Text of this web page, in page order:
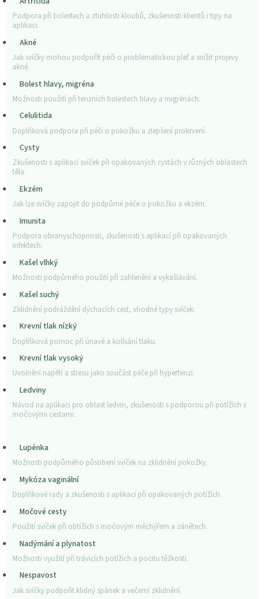
Podpora při bolestech a ztuhlosti kloubů, zkušenosti klientů i tipy na
aplikaci.
Akné
Jak svíčky mohou podpořit péči o problematickou pleť a snížit projevy
akné.
Bolest hlavy, migréna
Možnosti použití při tenzních bolestech hlavy a migrénách.
Celulitida
Doplňková podpora při péči o pokožku a zlepšení prokrvení.
Cysty
Zkušenosti s aplikací svíček při opakovaných cystách v různých oblastech
těla.
Ekzém
Jak lze svíčky zapojit do podpůrné péče o pokožku a ekzém.
Imunita
Podpora obranyschopnosti, zkušenosti s aplikací při opakovaných
infektech.
Kašel vlhký
Možnosti podpůrného použití při zahlenění a vykašlávání.
Kašel suchý
Zklidnění podráždění dýchacích cest, vhodné typy svíček.
Krevní tlak nízký
Doplňková pomoc při únavě a kolísání tlaku.
Krevní tlak vysoký
Uvolnění napětí a stresu jako součást péče při hypertenzi.
Ledviny
Návod na aplikaci pro oblast ledvin, zkušenosti s podporou při potížích s
močovými cestami.
Lupénka
Možnosti podpůrného působení svíček na zklidnění pokožky.
Mykóza vaginální
Doplňkové rady a zkušenosti s aplikací při opakovaných potížích.
Močové cesty
Použití svíček při obtížích s močovým měchýřem a zánětech.
Nadýmání a plynatost
Možnosti využití při trávicích potížích a pocitu těžkosti.
Nespavost
Jak svíčky podpořit klidný spánek a večerní zklidnění.